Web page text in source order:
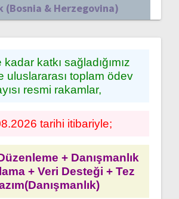
(Bosnia & Herzegovina)
katkı sağladığımız
uluslararası toplam ödev
resmi rakamlar,
tarihi itibariyle;
+ Danışmanlık
+ Veri Desteği + Tez